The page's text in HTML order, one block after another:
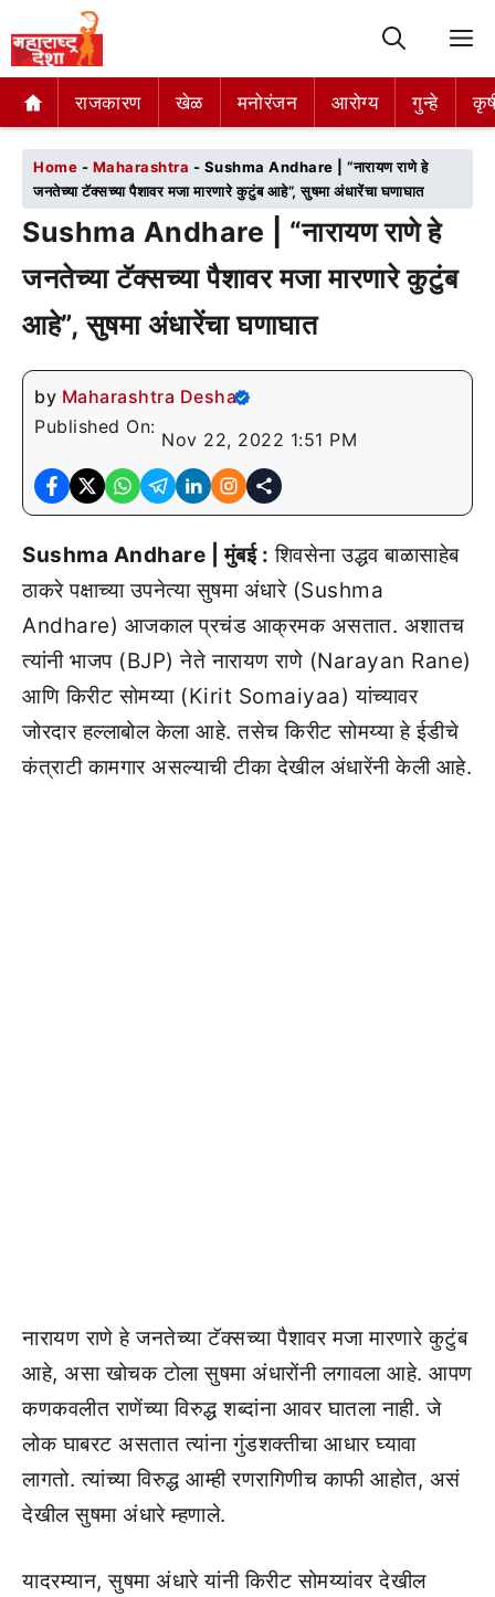
राजकारण खेळ मनोरंजन आरोग्य गुन्हे
राजकारण खेळ मनोरंजन आरोग्य गुन्हे
Home - Maharashtra - Sushma Andhare | “नारायण राणे हे
जनतेच्या टॅक्सच्या पैशावर मजा मारणारे कुटुंब आहे”, सुषमा अंधारेंचा घणाघात
Sushma Andhare | “नारायण राणे हे
जनतेच्या टॅक्सच्या पैशावर मजा मारणारे कुटुंब
आहे”, सुषमा अंधारेंचा घणाघात
by Maharashtra Desha
Published On:
Nov 22, 2022 1:51 PM
Sushma Andhare | मुंबई : शिवसेना उद्धव बाळासाहेब
ठाकरे पक्षाच्या उपनेत्या सुषमा अंधारे (Sushma
Andhare) आजकाल प्रचंड आक्रमक असतात. अशातच
त्यांनी भाजप (BJP) नेते नारायण राणे (Narayan Rane)
आणि किरीट सोमय्या (Kirit Somaiyaa) यांच्यावर
जोरदार हल्लाबोल केला आहे. तसेच किरीट सोमय्या हे ईडीचे
कंत्राटी कामगार असल्याची टीका देखील अंधारेंनी केली आहे.
नारायण राणे हे जनतेच्या टॅक्सच्या पैशावर मजा मारणारे कुटुंब
आहे, असा खोचक टोला सुषमा अंधारोंनी लगावला आहे. आपण
कणकवलीत राणेंच्या विरुद्ध शब्दांना आवर घातला नाही. जे
लोक घाबरट असतात त्यांना गुंडशक्तीचा आधार घ्यावा
लागतो. त्यांच्या विरुद्ध आम्ही रणरागिणीच काफी आहोत, असं
देखील सुषमा अंधारे म्हणाले.
यादरम्यान, सुषमा अंधारे यांनी किरीट सोमय्यांवर देखील